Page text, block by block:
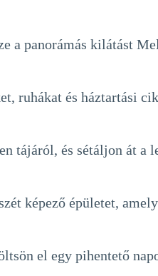
a panorámás kilátást
ruhákat és háztartási
tájáról, és sétáljon át a
képező épületet,
el egy pihentető